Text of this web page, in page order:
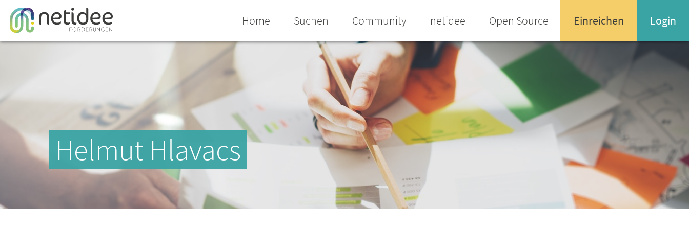
Home Suchen Community netidee Open Source Einreichen Login
Name oder Email-Adresse
Enter your username or email address
Passwort
Passwort vergessen
Helmut Hlavacs